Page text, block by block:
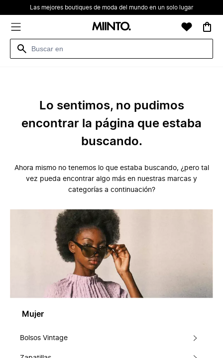
Las mejores boutiques de moda del mundo en un solo lugar
Lo sentimos, no pudimos
encontrar la página que estaba
buscando.
Ahora mismo no tenemos lo que estaba buscando, ¿pero tal
vez pueda encontrar algo más en nuestras marcas y
categorías a continuación?
Mujer
Bolsos Vintage